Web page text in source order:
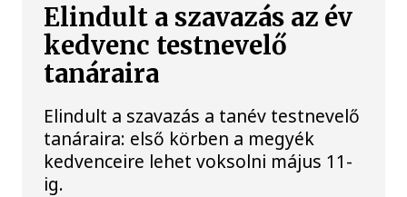
Elindult a szavazás az év
kedvenc testnevelő
tanáraira
Elindult a szavazás a tanév testnevelő
tanáraira: első körben a megyék
kedvenceire lehet voksolni május 11-
ig.